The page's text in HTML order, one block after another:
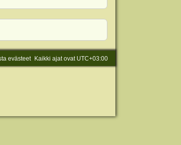
Kaikki ajat ovat UTC+03:00
evästeet